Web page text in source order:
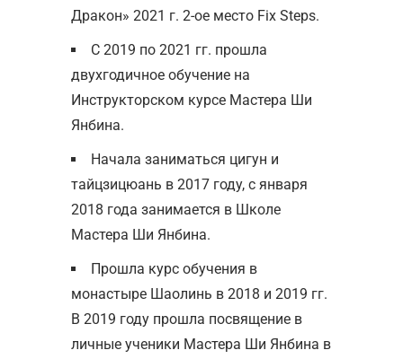
Дракон» 2021 г. 2-ое место Fix Steps.
С 2019 по 2021 гг. прошла
двухгодичное обучение на
Инструкторском курсе Мастера Ши
Янбина.
Начала заниматься цигун и
тайцзицюань в 2017 году, с января
2018 года занимается в Школе
Мастера Ши Янбина.
Прошла курс обучения в
монастыре Шаолинь в 2018 и 2019 гг.
В 2019 году прошла посвящение в
личные ученики Мастера Ши Янбина в